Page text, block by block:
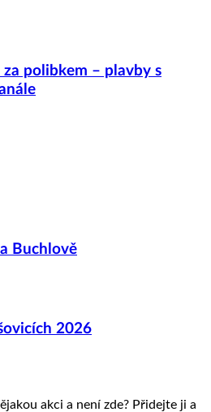
polibkem – plavby s
Buchlově
2026
akci a není zde? Přidejte ji a